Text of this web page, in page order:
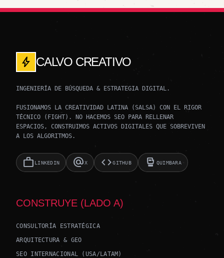
bolt CALVO CREATIVO
INGENIERÍA DE BÚSQUEDA & ESTRATEGIA DIGITAL.
FUSIONAMOS LA CREATIVIDAD LATINA (SALSA) CON EL RIGOR
TÉCNICO (FIGHT). NO HACEMOS SEO PARA RELLENAR
ESPACIOS, CONSTRUIMOS ACTIVOS DIGITALES QUE SOBREVIVEN
A LOS ALGORITMOS.
work LINKEDIN alternate_emailX codeGITHUB sports_mma QUIMBARA
CONSTRUYE (LADO A)
CONSULTORÍA ESTRATÉGICA
ARQUITECTURA & GEO
SEO INTERNACIONAL (USA/LATAM)